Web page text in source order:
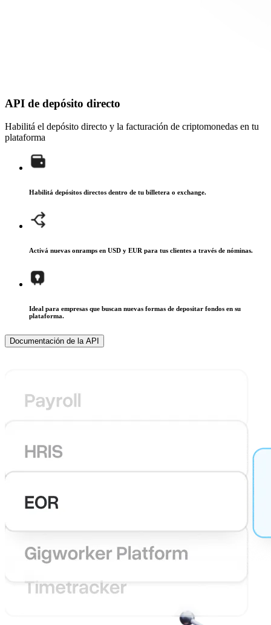
API de depósito directo
Habilitá el depósito directo y la facturación de criptomonedas en tu
plataforma
Habilitá depósitos directos dentro de tu billetera o exchange.
Activá nuevas onramps en USD y EUR para tus clientes a través de nóminas.
Ideal para empresas que buscan nuevas formas de depositar fondos en su
plataforma.
Documentación de la API